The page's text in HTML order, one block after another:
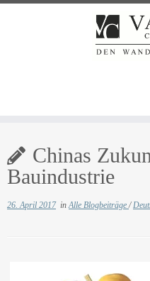
Inhalt
springen
Chinas
Bauindustrie
26. April 2017inAlle Blogbeiträge/